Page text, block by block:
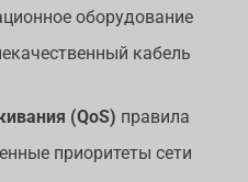
оборудование
кабель
(QoS) правила
приоритеты сети